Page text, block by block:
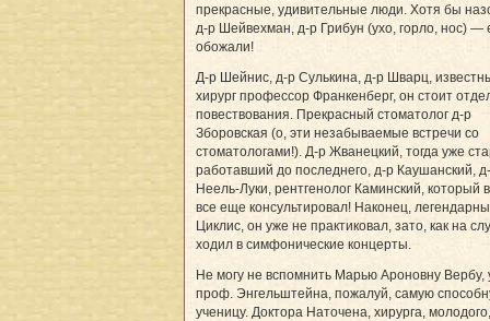
прекрасные, удивительные люди. Хотя бы
д-р Шейвехман, д-р Грибун (ухо, горло, нос) —
обожали!
Д-р Шейнис, д-р Сулькина, д-р Шварц,
хирург профессор Франкенберг, он стоит
повествования. Прекрасный стоматолог д-р
Зборовская (о, эти незабываемые встречи со
стоматологами!). Д-р Жванецкий, тогда уже
работавший до последнего, д-р Каушанский,
Неель-Луки, рентгенолог Каминский, который
все еще консультировал! Наконец,
Циклис, он уже не практиковал, зато, как на
ходил в симфонические концерты.
Не могу не вспомнить Марью Ароновну Вербу,
проф. Энгельштейна, пожалуй, самую
ученицу. Доктора Наточена, хирурга, молодого,